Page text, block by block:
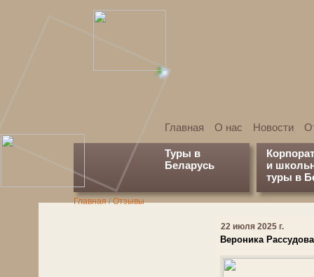
Главная О нас Новости
Туры в
Беларусь
и
туры в
Главная/Отзывы
22 июля 2025 г.
Вероника